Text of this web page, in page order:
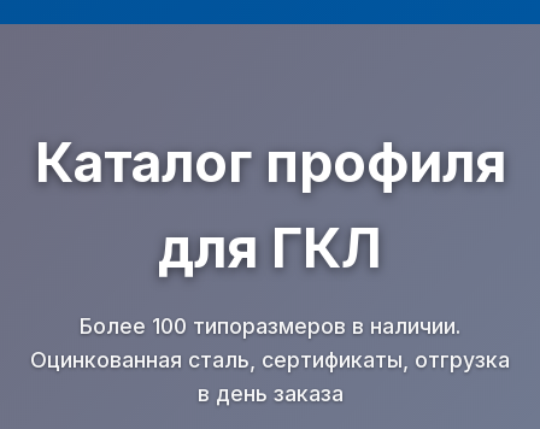
Каталог профиля
для ГКЛ
Более 100 типоразмеров в наличии.
Оцинкованная сталь, сертификаты, отгрузка
в день заказа